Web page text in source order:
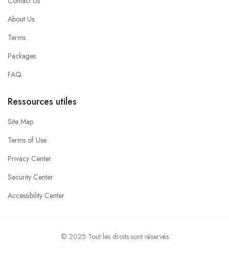
About Us
Terms
Packages
FAQ
Ressources utiles
Site Map
Terms of Use
Privacy Center
Security Center
Accessibility Center
© 2025 Tout les droits sont réservés